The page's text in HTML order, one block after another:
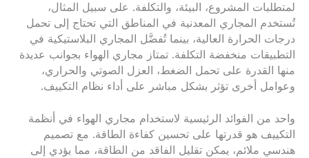
لمتطلبات المشروع، البيئة، والتكلفة. على سبيل المثال،
تُستخدم المجاري المعدنية في المناطق التي تحتاج إلى تحمل
درجات الحرارة العالية، بينما تُفضَّل المجاري البلاستيكية في
التطبيقات منخفضة التكلفة. تمتاز مجاري الهواء بجوانب عديدة
منها القدرة على تحمل الضغط، العزل الصوتي والحراري،
وعوامل أخرى تؤثر بشكل مباشر على أداء نظام التكييف.
واحد من الفوائد الرئيسية لاستخدام مجاري الهواء في أنظمة
التكييف هو قدرتها على تحسين كفاءة الطاقة. مع تصميم
هندسي ملائم، يمكن تقليل الفاقد من الطاقة، مما يؤدي إلى